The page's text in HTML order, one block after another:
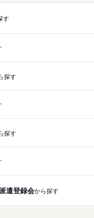
す
探す
探す
遣登録会から探す